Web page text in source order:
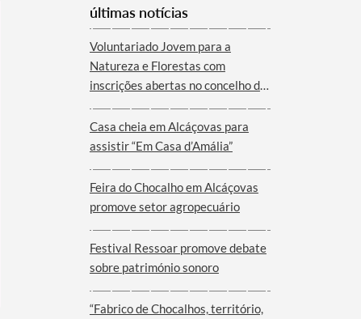
últimas notícias
Voluntariado Jovem para a
Natureza e Florestas com
inscrições abertas no concelho de
Casa cheia em Alcáçovas para
assistir “Em Casa d’Amália”
Feira do Chocalho em Alcáçovas
promove setor agropecuário
Festival Ressoar promove debate
sobre património sonoro
“Fabrico de Chocalhos, território,